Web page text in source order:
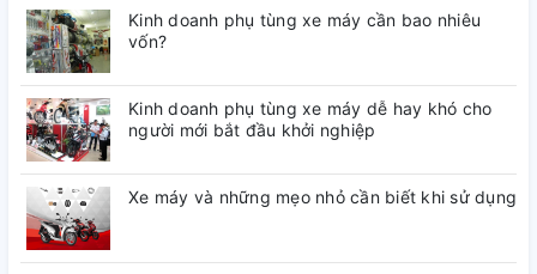
ràng.
Vui lòng liên hệ hotline/zalo:0845.11.23.23-098.237.6215 để
được tư vấn nhanh nhất.
Kinh doanh phụ tùng xe máy cần bao nhiêu
vốn?
Kinh doanh phụ tùng xe máy dễ hay khó cho
người mới bắt đầu khởi nghiệp
Xe máy và những mẹo nhỏ cần biết khi sử dụng